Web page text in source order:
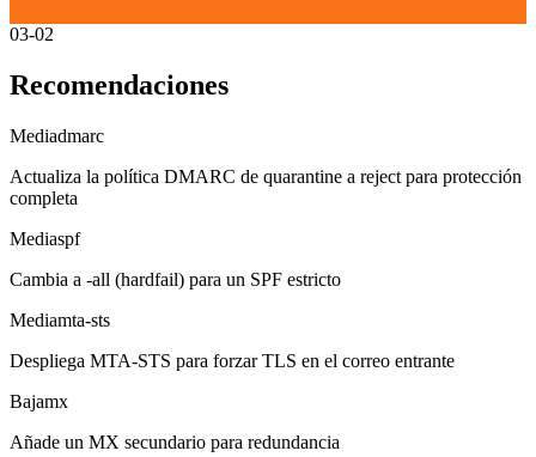
03-02
Recomendaciones
Mediadmarc
Actualiza la política DMARC de quarantine a reject para protección
completa
Mediaspf
Cambia a -all (hardfail) para un SPF estricto
Mediamta-sts
Despliega MTA-STS para forzar TLS en el correo entrante
Bajamx
Añade un MX secundario para redundancia